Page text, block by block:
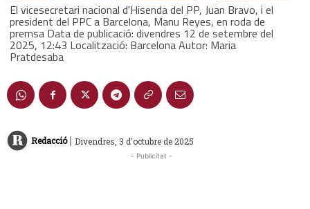
El vicesecretari nacional d'Hisenda del PP, Juan Bravo, i el
president del PPC a Barcelona, Manu Reyes, en roda de
premsa Data de publicació: divendres 12 de setembre del
2025, 12:43 Localització: Barcelona Autor: Maria
Pratdesaba
Redacció | Divendres, 3 d'octubre de 2025
- Publicitat -